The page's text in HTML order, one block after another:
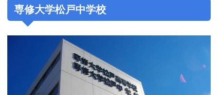
専修大学松戸中学校